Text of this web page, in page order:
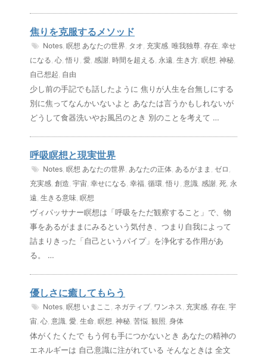
焦りを克服するメソッド
Notes, 瞑想 あなたの世界, タオ, 充実感, 唯我独尊, 存在, 幸せ
になる, 心,悟り , 愛, 感謝, 時間を超える, 永遠, 生き方, 瞑想, 神秘,
自己想起, 自由
少し前の手記でも話したように 焦りが人生を台無しにする
別に焦ってなんかいないよと あなたは言うかもしれないが
どうして食器洗いやお風呂のとき 別のことを考えて …
呼吸瞑想と現実世界
Notes, 瞑想 あなたの世界, あなたの正体, あるがまま , ゼロ ,
充実感, 創造, 宇宙, 幸せになる, 幸福, 循環,悟り , 意識, 感謝, 死, 永
遠, 生きる意味, 瞑想
ヴィパッサナー瞑想は「呼吸をただ観察すること」で、物
事をあるがままにみるという気付き、つまり自我によって
詰まりきった「自己というパイプ」を浄化する作用があ
る。 …
優しさに癒してもらう
Notes, 瞑想 いまここ , ネガティブ, ワンネス, 充実感, 存在, 宇
宙, 心, 意識, 愛, 生命, 瞑想, 神秘, 苦悩, 観照, 身体
体がくたくたで もう何も手につかないとき あなたの精神の
エネルギーは 自己意識に注がれている そんなときは 全文